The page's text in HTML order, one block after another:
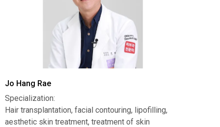
Jo Hang Rae
Specialization:
Hair transplantation, facial contouring, lipofilling,
aesthetic skin treatment, treatment of skin